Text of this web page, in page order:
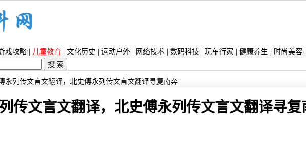
戏攻略| 儿童教育| 文化历史 运动户外| 网络技术| 数码科技 玩车行家 健康养生 时尚美容|
永列传文言文翻译，北史傅永列传文言文翻译寻复南奔
传文言文翻译，北史傅永列传文言文翻译寻复